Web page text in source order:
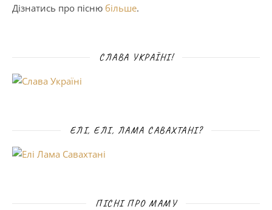
Дізнатись про пісню більше.
СЛАВА УКРАЇНІ!
ЕЛІ, ЕЛІ, ЛАМА САВАХТАНІ?
ПІСНІ ПРО МАМУ